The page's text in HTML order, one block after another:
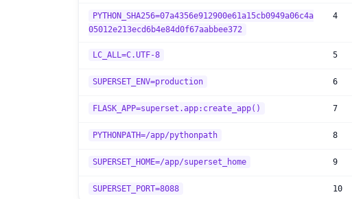
PYTHON_SHA256=07a4356e912900e61a15cb0949a06c4a
05012e213ecd6b4e84d0f67aabbee372
4
LC_ALL=C.UTF-8 5
SUPERSET_ENV=production 6
FLASK_APP=superset.app:create_app() 7
PYTHONPATH=/app/pythonpath 8
SUPERSET_HOME=/app/superset_home 9
SUPERSET_PORT=8088 10